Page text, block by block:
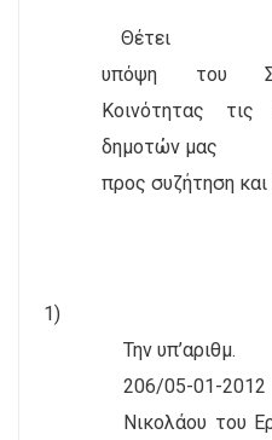
Θέτει
υπόψη του
Κοινότητας
δημοτών μας
προς συζήτηση
1)
Την υπ’αριθμ.
206/05-01-
Νικολάου του